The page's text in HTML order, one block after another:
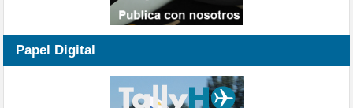
Papel Digital